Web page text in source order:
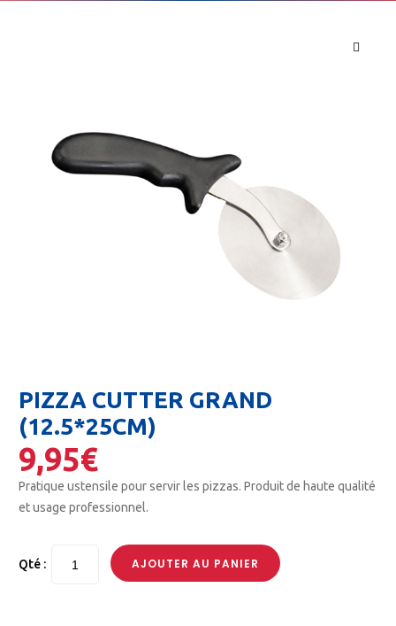
PIZZA CUTTER GRAND
(12.5*25CM)
9,95€
Pratique ustensile pour servir les pizzas. Produit de haute qualité
et usage professionnel.
Qté : AJOUTER AU PANIER